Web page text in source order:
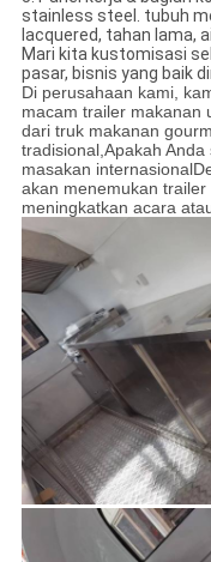
stainless steel. tubuh
lacquered, tahan lama,
Mari kita kustomisasi
pasar, bisnis yang baik
Di perusahaan kami,
macam trailer makanan
dari truk makanan
tradisional,Apakah
masakan
akan menemukan
meningkatkan acara